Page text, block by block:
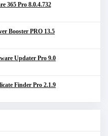
365 Pro 8.0.4.732
Booster PRO 13.5
Updater Pro 9.0
Finder Pro 2.1.9